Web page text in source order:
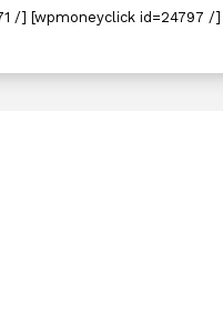
/] [wpmoneyclick id=24797 /]